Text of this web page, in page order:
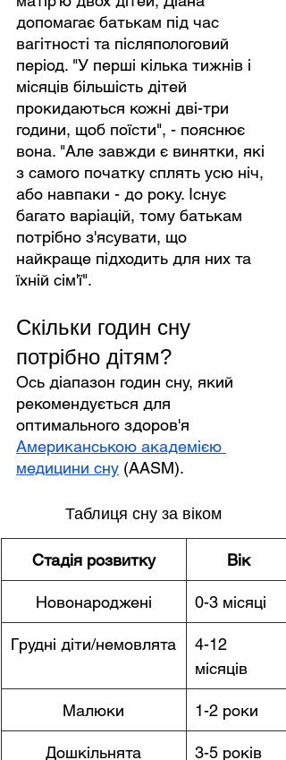
допомагає батькам під час
вагітності та післяпологовий
період. "У перші кілька тижнів і
місяців більшість дітей
прокидаються кожні дві-три
години, щоб поїсти", - пояснює
вона. "Але завжди є винятки, які
з самого початку сплять усю ніч,
або навпаки - до року. Існує
багато варіацій, тому батькам
потрібно з'ясувати, що
найкраще підходить для них та
їхній сім'ї".
Скільки годин сну
потрібно дітям?
Ось діапазон годин сну, який
рекомендується для
оптимального здоров'я
Американською академією
медицини сну (AASM).
Таблиця сну за віком
Стадія розвитку Вік
Новонароджені 0-3 місяці
Грудні діти/немовлята
4-12
місяців
Малюки 1-2 роки
Дошкільнята 3-5 років